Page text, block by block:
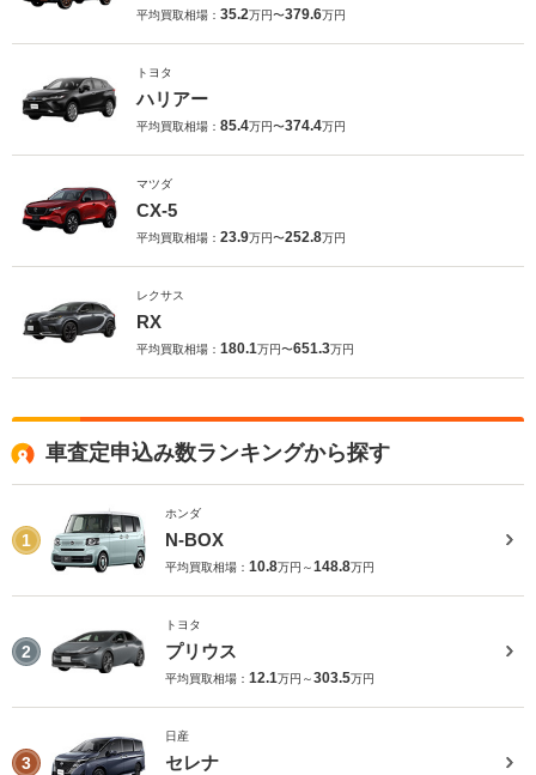
平均買取相場： 35.2万円〜379.6万円
トヨタ
ハリアー
平均買取相場： 85.4万円〜374.4万円
マツダ
CX-5
平均買取相場： 23.9万円〜252.8万円
レクサス
RX
平均買取相場： 180.1万円〜651.3万円
車査定申込み数ランキングから探す
1
ホンダ
N-BOX
平均買取相場： 10.8万円～148.8万円
2
トヨタ
プリウス
平均買取相場： 12.1万円～303.5万円
3
日産
セレナ